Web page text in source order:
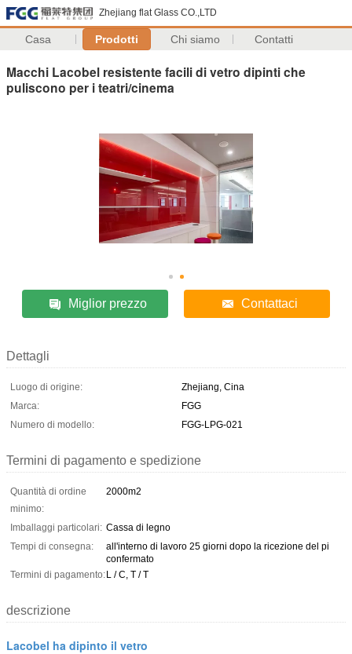
Zhejiang flat Glass CO.,LTD
Casa Prodotti Chi siamo Contatti
Macchi Lacobel resistente facili di vetro dipinti che
puliscono per i teatri/cinema
Miglior prezzo Contattaci
Dettagli
Luogo di origine:
Zhejiang, Cina
Marca:
FGG
Numero di modello:
FGG-LPG-021
Termini di pagamento e spedizione
Quantità di ordine
minimo:
2000m2
Imballaggi particolari: Cassa di legno
Tempi di consegna:
all'interno di lavoro 25 giorni dopo la ricezione del pi
confermato
Termini di pagamento:L / C, T / T
descrizione
Lacobel ha dipinto il vetro